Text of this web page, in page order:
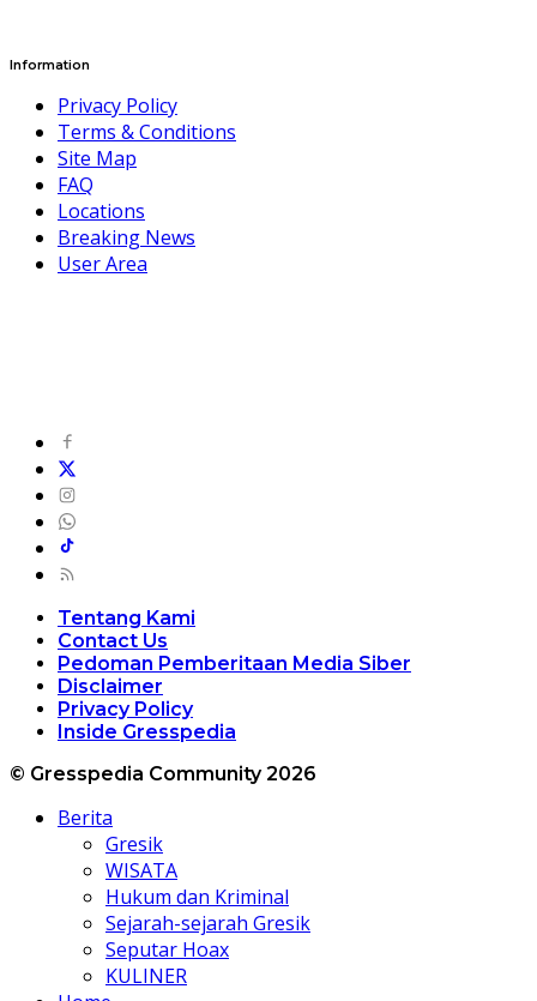
Information
Privacy Policy
Terms & Conditions
Site Map
FAQ
Locations
Breaking News
User Area
Tentang Kami
Contact Us
Pedoman Pemberitaan Media Siber
Disclaimer
Privacy Policy
Inside Gresspedia
© Gresspedia Community 2026
Berita
Gresik
WISATA
Hukum dan Kriminal
Sejarah-sejarah Gresik
Seputar Hoax
KULINER